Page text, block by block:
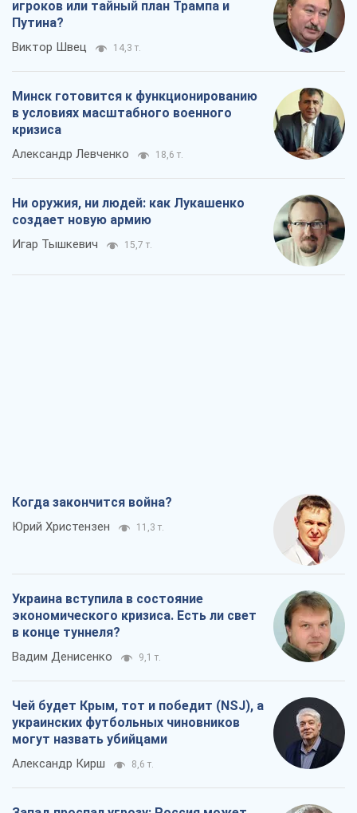
игроков или тайный план Трампа и
Путина?
Виктор Швец 14,3 т.
Минск готовится к функционированию
в условиях масштабного военного
кризиса
Александр Левченко 18,6 т.
Ни оружия, ни людей: как Лукашенко
создает новую армию
Игар Тышкевич 15,7 т.
Когда закончится война?
Юрий Христензен 11,3 т.
Украина вступила в состояние
экономического кризиса. Есть ли свет
в конце туннеля?
Вадим Денисенко 9,1 т.
Чей будет Крым, тот и победит (NSJ), а
украинских футбольных чиновников
могут назвать убийцами
Александр Кирш 8,6 т.